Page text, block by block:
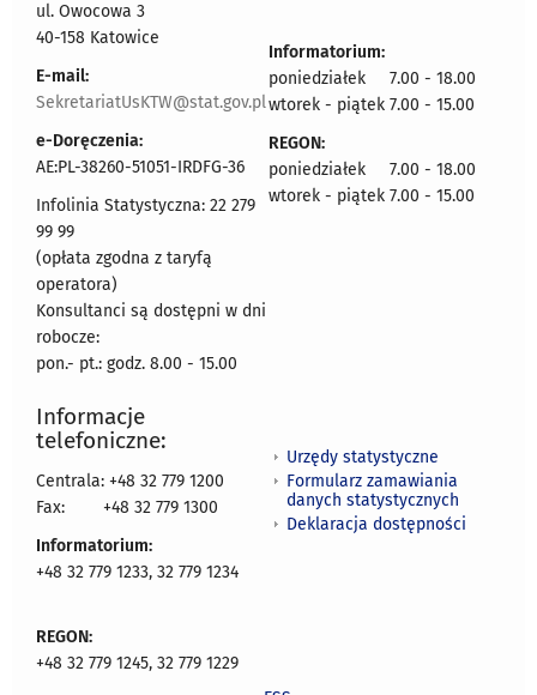
ul. Owocowa 3
40-158 Katowice
E-mail:
SekretariatUsKTW@stat.gov.pl
e-Doręczenia:
AE:PL-38260-51051-IRDFG-36
Infolinia Statystyczna: 22 279
99 99
(opłata zgodna z taryfą
operatora)
Konsultanci są dostępni w dni
robocze:
pon.- pt.: godz. 8.00 - 15.00
Informatorium:
poniedziałek 7.00 - 18.00
wtorek - piątek 7.00 - 15.00
REGON:
poniedziałek 7.00 - 18.00
wtorek - piątek 7.00 - 15.00
Informacje
telefoniczne:
Centrala: +48 32 779 1200
Fax:
+48 32 779 1300
Informatorium:
+48 32 779 1233, 32 779 1234
REGON:
+48 32 779 1245, 32 779 1229
Urzędy statystyczne
Formularz zamawiania
danych statystycznych
Deklaracja dostępności